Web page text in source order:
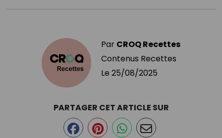
Par CROQ Recettes
Contenus Recettes
Le 25/08/2025
PARTAGER CET ARTICLE SUR